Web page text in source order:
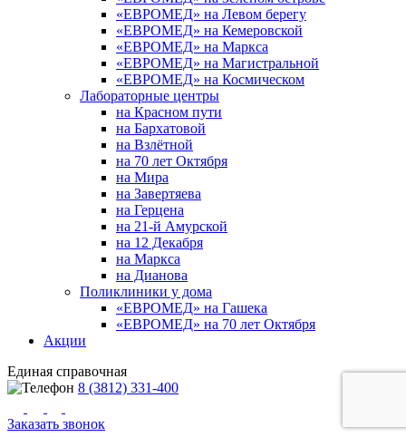
«ЕВРОМЕД» на Левом берегу
«ЕВРОМЕД» на Кемеровской
«ЕВРОМЕД» на Маркса
«ЕВРОМЕД» на Магистральной
«ЕВРОМЕД» на Космическом
Лабораторные центры
на Красном пути
на Бархатовой
на Взлётной
на 70 лет Октября
на Мира
на Завертяева
на Герцена
на 21-й Амурской
на 12 Декабря
на Маркса
на Дианова
Поликлиники у дома
«ЕВРОМЕД» на Гашека
«ЕВРОМЕД» на 70 лет Октября
Акции
Единая справочная
8 (3812) 331-400
Заказать звонок